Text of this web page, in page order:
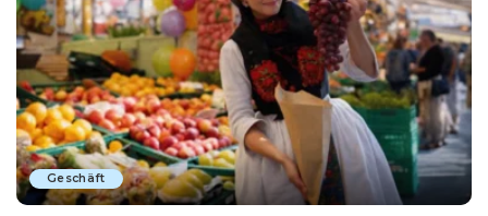
Geschäft